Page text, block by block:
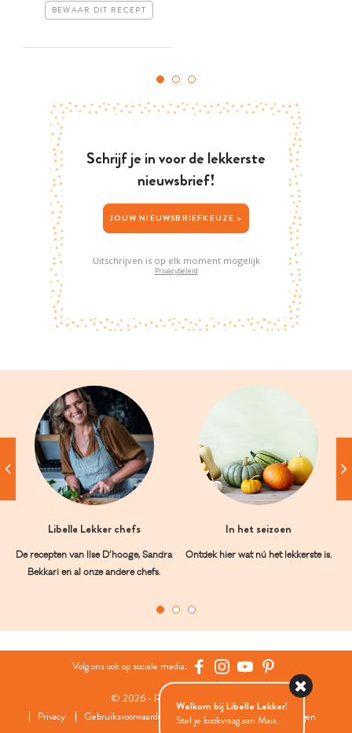
BEWAAR DIT RECEPT
Schrijf je in voor de lekkerste
nieuwsbrief!
JOUW NIEUWSBRIEFKEUZE >
Uitschrijven is op elk moment mogelijk
Privacybeleid
Libelle Lekker chefs
De recepten van Ilse D’hooge, Sandra
Bekkari en al onze andere chefs.
In het seizoen
Ontdek hier wat nú het lekkerste is.
Volg ons ook op sociale media:
© 2026 - Roularta Media Group
Privacy
Gebruiksvoorwaarden Cookies Cookies instellingen
Welkom bij Libelle Lekker!
Stel je kookvraag aan Maia...